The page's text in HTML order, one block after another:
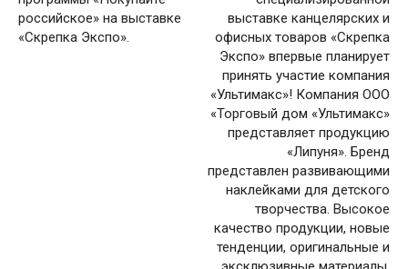
российское» на выставке
«Скрепка Экспо».
выставке канцелярских и
офисных товаров «Скрепка
Экспо» впервые планирует
принять участие компания
«Ультимакс»! Компания ООО
«Торговый дом «Ультимакс»
представляет продукцию
«Липуня». Бренд
представлен развивающими
наклейками для детского
творчества. Высокое
качество продукции, новые
тенденции, оригинальные и